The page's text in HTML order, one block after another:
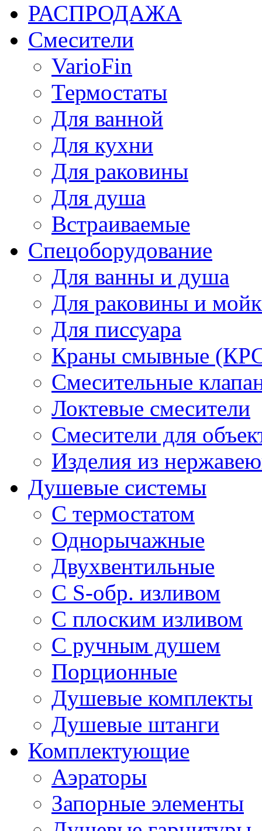
РАСПРОДАЖА
Смесители
VarioFin
Термостаты
Для ванной
Для кухни
Для раковины
Для душа
Встраиваемые
Спецоборудование
Для ванны и душа
Для раковины и
Для писсуара
Краны смывные
Смесительные
Локтевые смесители
Смесители для
Изделия из
Душевые системы
С термостатом
Однорычажные
Двухвентильные
С S-обр. изливом
С плоским изливом
С ручным душем
Порционные
Душевые комплекты
Душевые штанги
Комплектующие
Аэраторы
Запорные элементы